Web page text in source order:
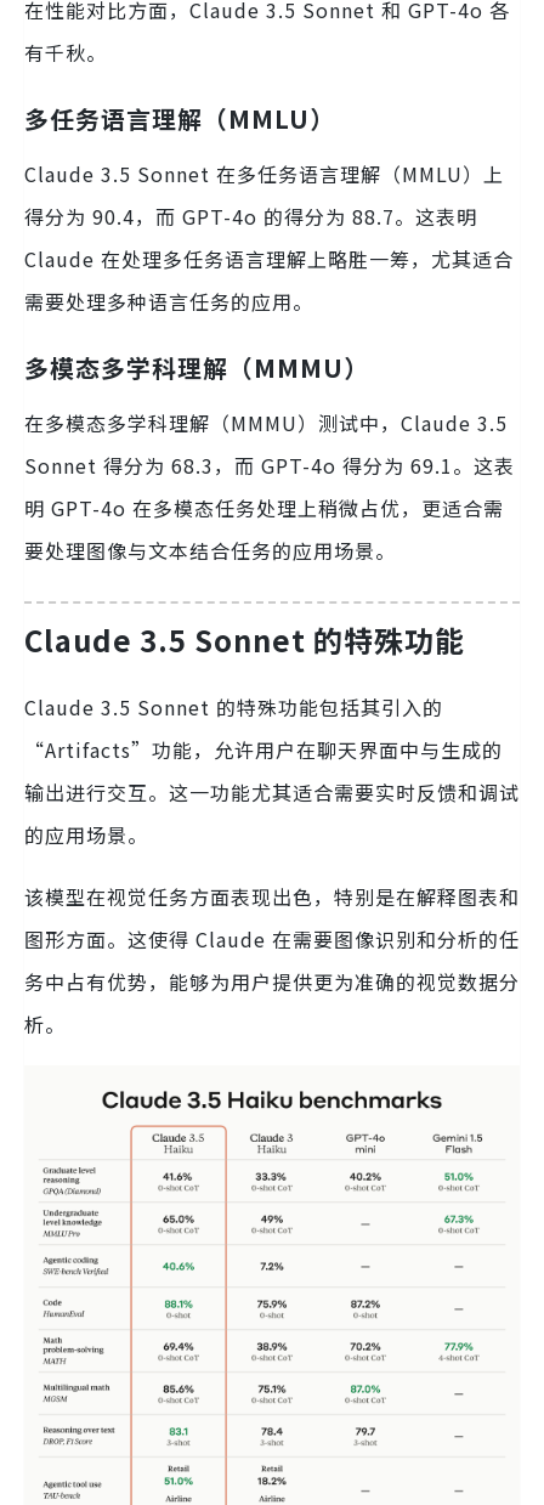
在性能对比方面，Claude 3.5 Sonnet 和 GPT-4o 各
有千秋。
多任务语言理解（MMLU）
Claude 3.5 Sonnet 在多任务语言理解（MMLU）上
得分为 90.4，而 GPT-4o 的得分为 88.7。这表明
Claude 在处理多任务语言理解上略胜一筹，尤其适合
需要处理多种语言任务的应用。
多模态多学科理解（MMMU）
在多模态多学科理解（MMMU）测试中，Claude 3.5
Sonnet 得分为 68.3，而 GPT-4o 得分为 69.1。这表
明 GPT-4o 在多模态任务处理上稍微占优，更适合需
要处理图像与文本结合任务的应用场景。
Claude 3.5 Sonnet 的特殊功能
Claude 3.5 Sonnet 的特殊功能包括其引入的
“Artifacts”功能，允许用户在聊天界面中与生成的
输出进行交互。这一功能尤其适合需要实时反馈和调试
的应用场景。
该模型在视觉任务方面表现出色，特别是在解释图表和
图形方面。这使得 Claude 在需要图像识别和分析的任
务中占有优势，能够为用户提供更为准确的视觉数据分
析。